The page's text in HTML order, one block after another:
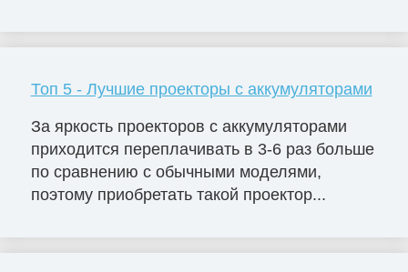
Топ 5 - Лучшие проекторы с аккумуляторами
За яркость проекторов с аккумуляторами
приходится переплачивать в 3-6 раз больше
по сравнению с обычными моделями,
поэтому приобретать такой проектор...